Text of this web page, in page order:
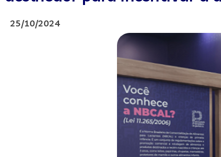
25/10/2024